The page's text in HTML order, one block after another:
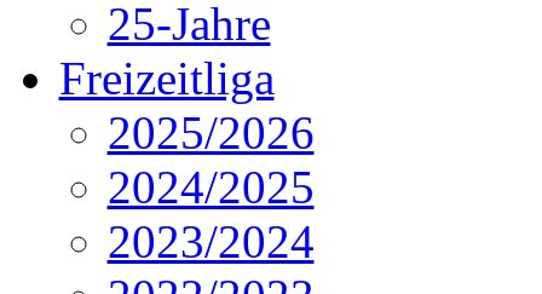
25-Jahre
Freizeitliga
2025/2026
2024/2025
2023/2024